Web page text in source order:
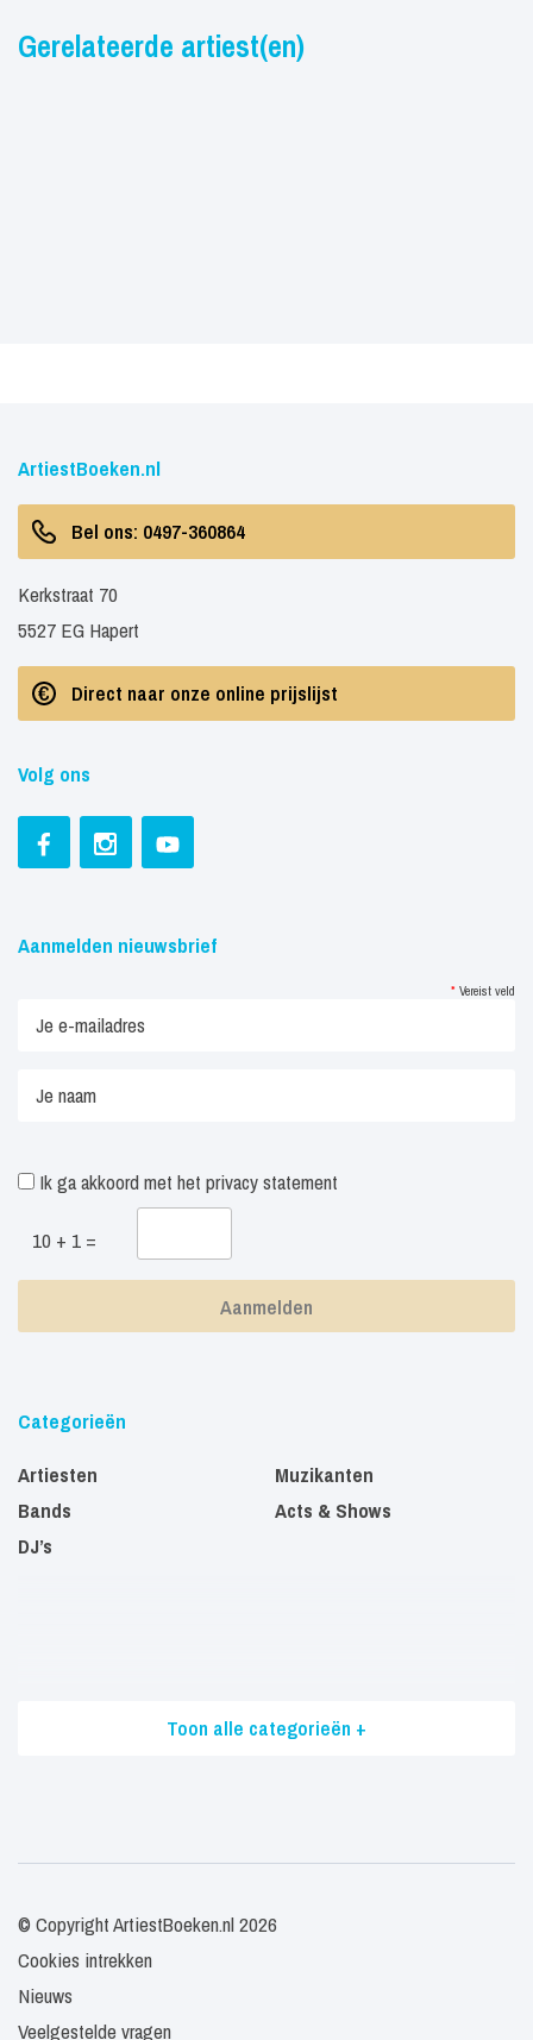
Gerelateerde artiest(en)
ArtiestBoeken.nl
Bel ons: 0497-360864
Kerkstraat 70
5527 EG Hapert
Direct naar onze online prijslijst
Volg ons
Aanmelden nieuwsbrief
* Vereist veld
Ik ga akkoord met het privacy statement
10 + 1 =
Categorieën
Artiesten
Bands
DJ’s
Muzikanten
Acts & Shows
Toon alle categorieën +
© Copyright ArtiestBoeken.nl 2026
Cookies intrekken
Nieuws
Veelgestelde vragen